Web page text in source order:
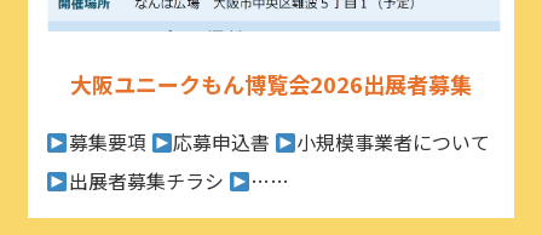
大阪ユニークもん博覧会2026出展者募集
募集要項 応募申込書
小規模事業者について
出展者募集チラシ
……